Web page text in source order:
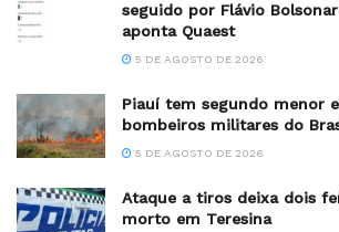
seguido por Flávio
aponta Quaest
5 DE AGOSTO DE 2026
Piauí tem segundo menor
bombeiros militares do
5 DE AGOSTO DE 2026
Ataque a tiros deixa dois
morto em Teresina